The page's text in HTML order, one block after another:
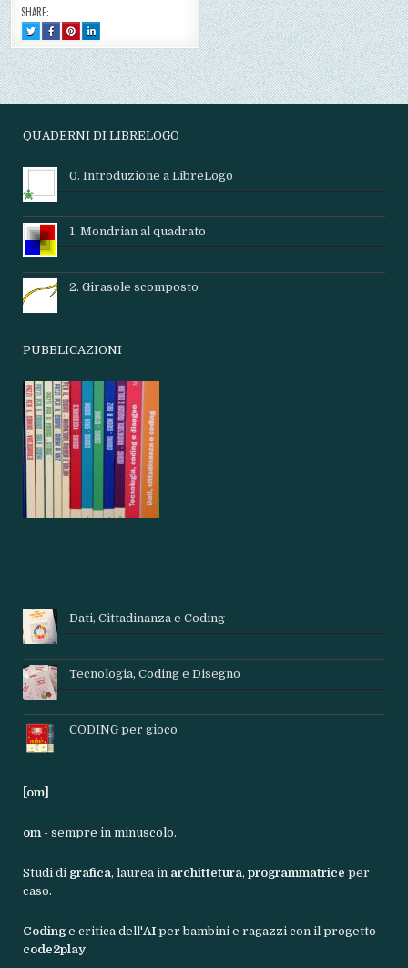
SHARE:
TWEET
THIS!
:
LIBRO:
HELLO
RUBY
–
AVVENTURE
NEL
CODING
SHARE
THIS
ON
FACEBOOK
:
LIBRO:
HELLO
RUBY
–
MONDO
DEL
SHARE
THIS
ON
PINTEREST
:
LIBRO:
HELLO
RUBY
–
MONDO
DEL
SHARE
THIS
ON
LINKEDIN
:
LIBRO:
HELLO
RUBY
–
MONDO
DEL
QUADERNI DI LIBRELOGO
0. Introduzione a LibreLogo
1. Mondrian al quadrato
2. Girasole scomposto
PUBBLICAZIONI
Dati, Cittadinanza e Coding
Tecnologia, Coding e Disegno
CODING per gioco
[om]
om - sempre in minuscolo.
Studi di grafica, laurea in archittetura,programmatriceper
caso.
Codinge critica dell'AIper bambini e ragazzi con il progetto
code2play.